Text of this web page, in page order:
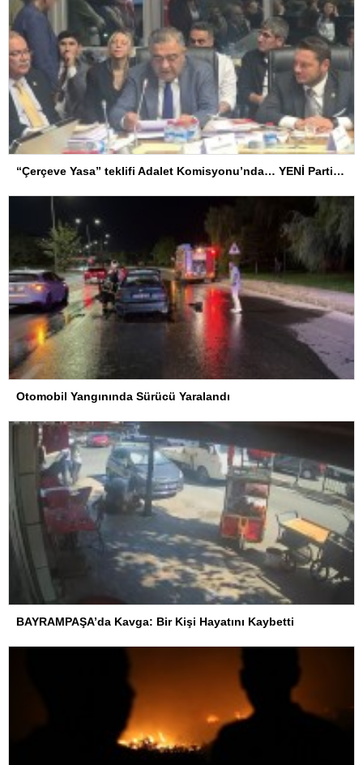
“Çerçeve Yasa” teklifi Adalet Komisyonu’nda… YENİ Partili Tanrıkulu: Bir insana ‘Silahını bırak, ülkene dön, siyasal ve toplumsal hayata katıl’ diyorsanız, o insan kapıdan içeri girdiğinde başına ne geleceğini bilmelidir
Otomobil Yangınında Sürücü Yaralandı
BAYRAMPAŞA’da Kavga: Bir Kişi Hayatını Kaybetti